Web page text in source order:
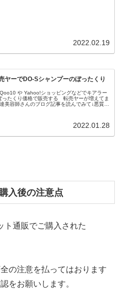
2022.02.19
ヤーでDO-Sシャンプーのぼったくり
や Yahoo!ショッピングなどでキアラー
ったくり価格で販売する 転売ヤーが増えてま
美容師さんのブログ記事を読んでみて↓悪質な
2022.01.28
入後の注意点
ト通販でご購入された
の注意を払ってはおります
をお願いします。